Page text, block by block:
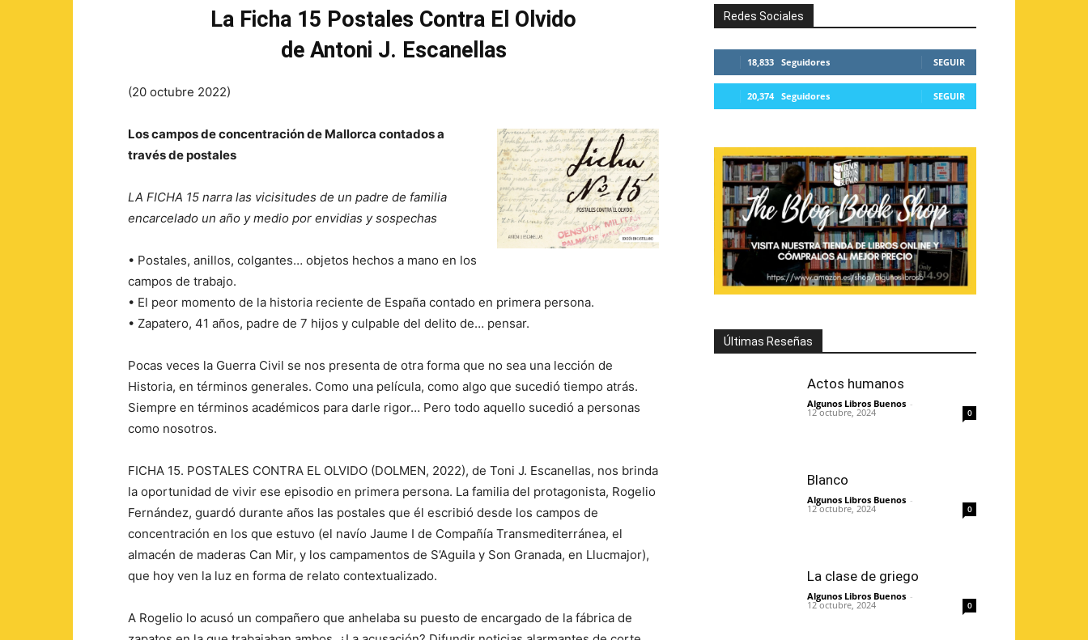
La Ficha 15 Postales Contra El Olvido
de Antoni J. Escanellas
(20 octubre 2022)
Los campos de concentración de Mallorca contados a
través de postales
LA FICHA 15 narra las vicisitudes de un padre de familia
encarcelado un año y medio por envidias y sospechas
• Postales, anillos, colgantes… objetos hechos a mano en los
campos de trabajo.
• El peor momento de la historia reciente de España contado en primera persona.
• Zapatero, 41 años, padre de 7 hijos y culpable del delito de… pensar.
Pocas veces la Guerra Civil se nos presenta de otra forma que no sea una lección de
Historia, en términos generales. Como una película, como algo que sucedió tiempo atrás.
Siempre en términos académicos para darle rigor… Pero todo aquello sucedió a personas
como nosotros.
FICHA 15. POSTALES CONTRA EL OLVIDO (DOLMEN, 2022), de Toni J. Escanellas, nos brinda
la oportunidad de vivir ese episodio en primera persona. La familia del protagonista, Rogelio
Fernández, guardó durante años las postales que él escribió desde los campos de
concentración en los que estuvo (el navío Jaume I de Compañía Transmediterránea, el
almacén de maderas Can Mir, y los campamentos de S’Aguila y Son Granada, en Llucmajor),
que hoy ven la luz en forma de relato contextualizado.
A Rogelio lo acusó un compañero que anhelaba su puesto de encargado de la fábrica de
Redes Sociales
18,833 Seguidores SEGUIR
20,374 Seguidores SEGUIR
Últimas Reseñas
Actos humanos
Algunos Libros Buenos -
12 octubre, 2024 0
Blanco
Algunos Libros Buenos -
12 octubre, 2024 0
La clase de griego
Algunos Libros Buenos -
12 octubre, 2024 0